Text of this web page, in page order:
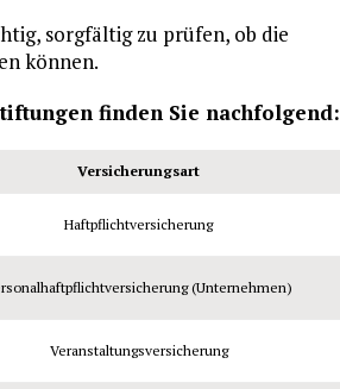
sorgfältig zu prüfen, ob die
können.
finden Sie nachfolgend:
Versicherungsart
Haftpflichtversicherung
(Unternehmen)
Veranstaltungsversicherung